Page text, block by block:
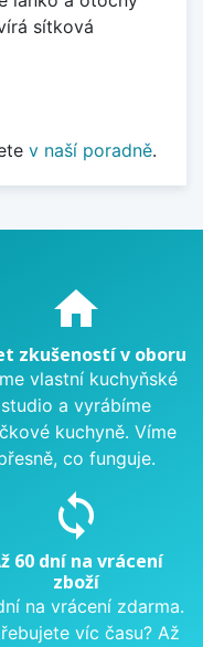
sítková
v naší poradně.
home
zkušeností v oboru
vlastní kuchyňské
studio a vyrábíme
kuchyně. Víme
co funguje.
sync
60 dní na vrácení
zboží
na vrácení zdarma.
víc času? Až